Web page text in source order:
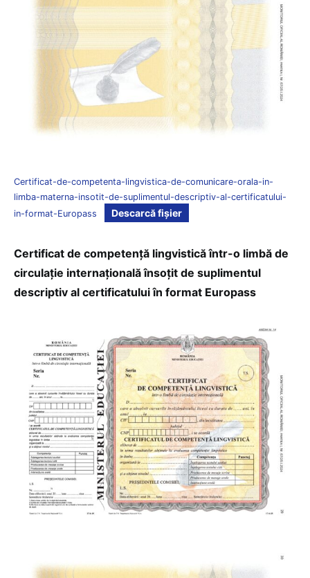
Certificat-de-competenta-lingvistica-de-comunicare-orala-in-
limba-materna-insotit-de-suplimentul-descriptiv-al-certificatului-
in-format-Europass
Descarcă fișier
Certificat de competență lingvistică într-o limbă de
circulație internațională însoțit de suplimentul
descriptiv al certificatului în format Europass